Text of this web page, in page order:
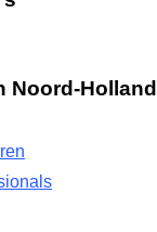
Noord-Holland